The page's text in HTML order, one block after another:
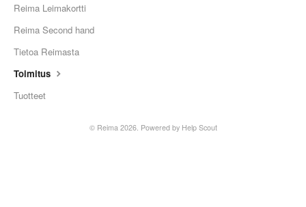
Reima Leimakortti
Reima Second hand
Tietoa Reimasta
Toimitus
Tuotteet
© Reima2026. Powered by Help Scout